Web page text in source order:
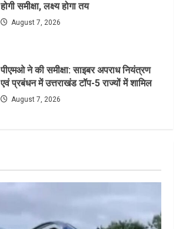
होगी समीक्षा, लक्ष्य होगा तय
August 7, 2026
पीएमओ ने की समीक्षा: साइबर अपराध नियंत्रण
एवं प्रबंधन में उत्तराखंड टॉप-5 राज्यों में शामिल
August 7, 2026